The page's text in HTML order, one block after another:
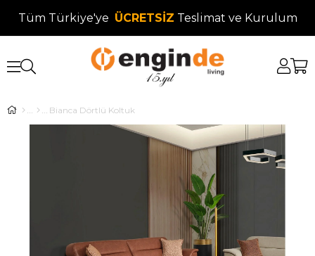
Tüm Türkiye'ye ÜCRETSİZ Teslimat ve Kurulum
Bianca Dörtlü Koltuk